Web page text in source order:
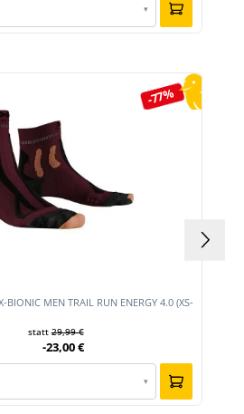
▾
-77%
BIONIC MEN TRAIL RUN ENERGY 4.0 (XS-
statt29,99 €
-23,00 €
▾